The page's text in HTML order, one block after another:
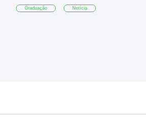
Graduação Notícia